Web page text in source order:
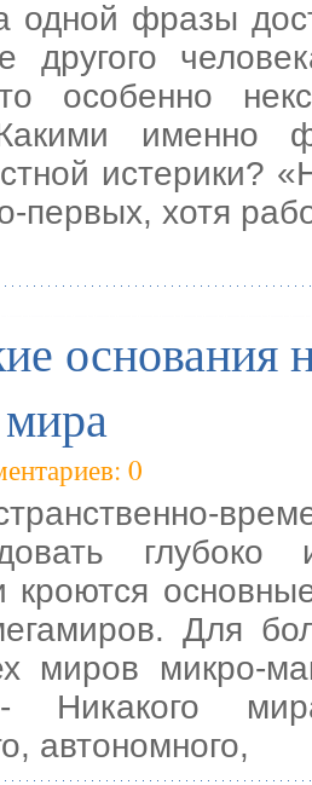
одной фразы
другого
особенно
Какими
первых, хотя
основания
0
кроются
Для
миров микро-
Никакого
автономного,